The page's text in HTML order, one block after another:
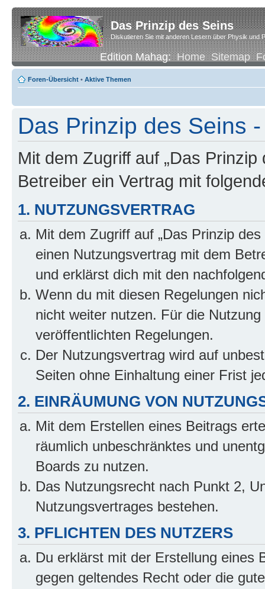
Das Prinzip des Seins
Diskutieren Sie mit anderen Lesern über Physik und
Edition Mahag:Home Sitemap
Foren-Übersicht • Aktive Themen
Das Prinzip des Seins
Mit dem Zugriff auf „Das
Betreiber ein Vertrag mit
1. NUTZUNGSVERTRAG
Mit dem Zugriff auf „Das Prinzip
einen Nutzungsvertrag mit dem
und erklärst dich mit den
Wenn du mit diesen Regelungen
nicht weiter nutzen. Für die
veröffentlichten Regelungen.
Der Nutzungsvertrag wird auf
Seiten ohne Einhaltung einer Frist
2. EINRÄUMUNG VON
Mit dem Erstellen eines Beitrags
räumlich unbeschränktes und
Boards zu nutzen.
Das Nutzungsrecht nach Punkt 2,
Nutzungsvertrages bestehen.
3. PFLICHTEN DES NUTZERS
Du erklärst mit der Erstellung eines
gegen geltendes Recht oder die